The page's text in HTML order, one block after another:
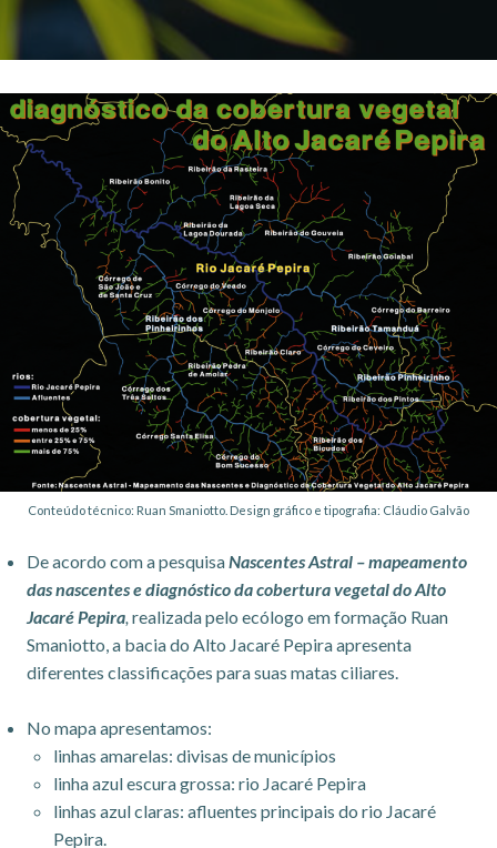
Conteúdo técnico: Ruan Smaniotto. Design gráfico e tipografia: Cláudio Galvão
De acordo com a pesquisaNascentes Astral – mapeamento
das nascentes e diagnóstico da cobertura vegetal do Alto
Jacaré Pepira, realizada pelo ecólogo em formação Ruan
Smaniotto, a bacia do Alto Jacaré Pepira apresenta
diferentes classificações para suas matas ciliares.
No mapa apresentamos:
linhas amarelas: divisas de municípios
linha azul escura grossa: rio Jacaré Pepira
linhas azul claras: afluentes principais do rio Jacaré
Pepira.